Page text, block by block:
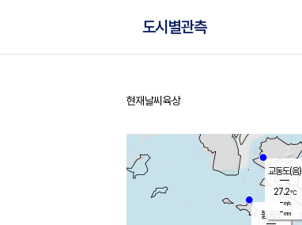
도시별관측
홈
현재날씨 육상
볼음도
교동도(음)
27.2℃
-m/s
-mm